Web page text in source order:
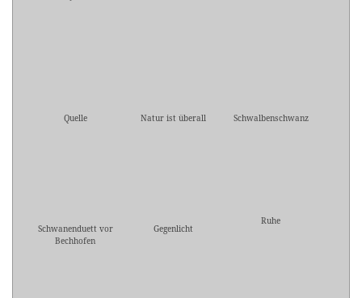
Quelle Natur ist überall Schwalbenschwanz
Schwanenduett vor
Bechhofen
Gegenlicht
Ruhe